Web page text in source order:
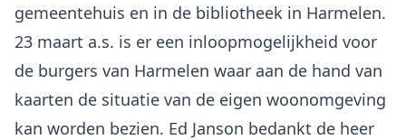
gemeentehuis en in de bibliotheek in Harmelen.
23 maart a.s. is er een inloopmogelijkheid voor
de burgers van Harmelen waar aan de hand van
kaarten de situatie van de eigen woonomgeving
kan worden bezien. Ed Janson bedankt de heer